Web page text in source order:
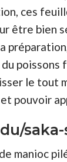
ces
être bien
poissons
le tout
pouvoir
manioc